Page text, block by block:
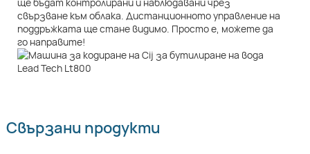
ще бъдат контролирани и наблюдавани чрез
свързване към облака. Дистанционното управление на
поддръжката ще стане видимо. Просто е, можете да
го направите!
Свързани продукти